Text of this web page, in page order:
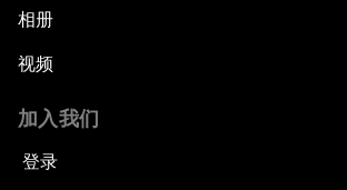
相册
视频
加入我们
登录